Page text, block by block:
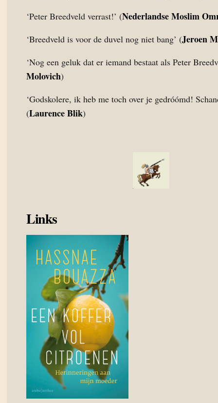
‘Peter Breedveld verrast!’ (Nederlandse Moslim
‘Breedveld is voor de duvel nog niet bang’ (Jeroen
‘Nog een geluk dat er iemand bestaat als Peter
Molovich)
‘Godskolere, ik heb me toch over je gedróómd!
(Laurence Blik)
Links